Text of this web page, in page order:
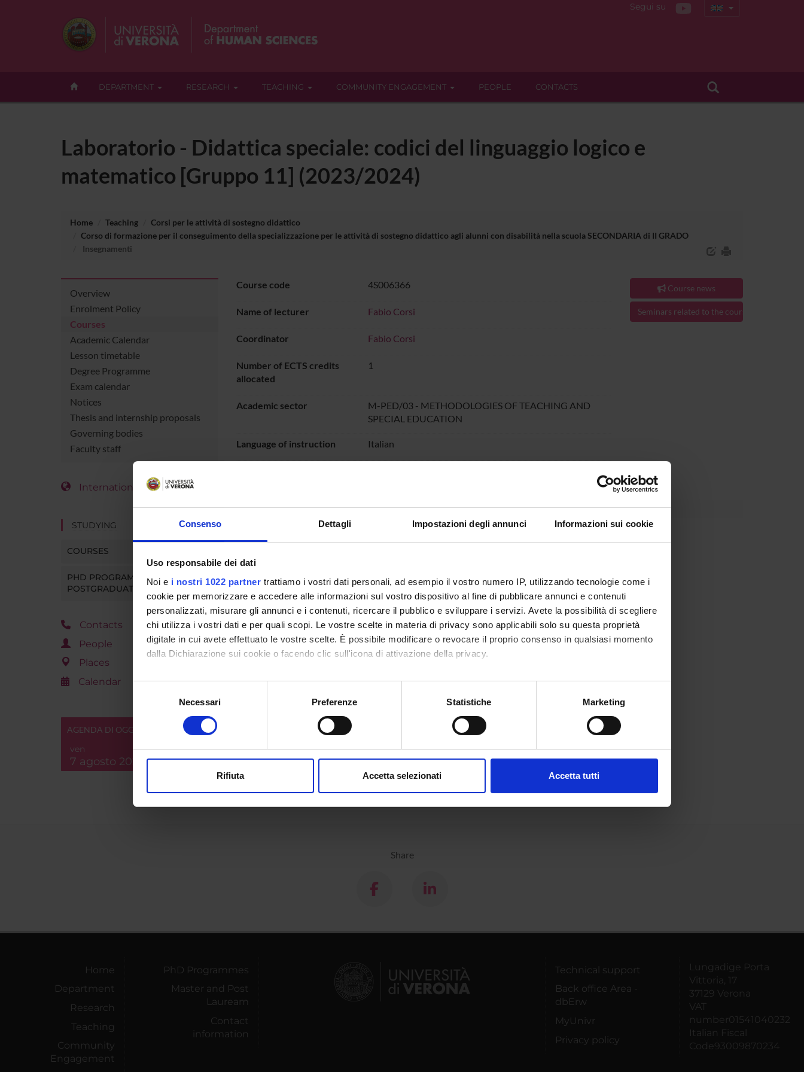
Consenso Dettagli Impostazioni degli annunci Informazioni sui cookie
Uso responsabile dei dati
Noi e i nostri 1022 partner trattiamo i vostri dati personali, ad esempio il vostro numero IP, utilizzando tecnologie come i
cookie per memorizzare e accedere alle informazioni sul vostro dispositivo al fine di pubblicare annunci e contenuti
personalizzati, misurare gli annunci e i contenuti, ricercare il pubblico e sviluppare i servizi. Avete la possibilità di scegliere
chi utilizza i vostri dati e per quali scopi. Le vostre scelte in materia di privacy sono applicabili solo su questa proprietà
digitale in cui avete effettuato le vostre scelte. È possibile modificare o revocare il proprio consenso in qualsiasi momento
dalla Dichiarazione sui cookie o facendo clic sull'icona di attivazione della privacy.
Con il tuo consenso, vorremmo anche:
raccogliere informazioni sulla tua posizione geografica, con un'approssimazione di qualche metro,
digitali).
modificare o ritirare il tuo consenso in qualsiasi momento dalla Dichiarazione sui cookie.
consenso
Necessari Preferenze Statistiche Marketing
Rifiuta Accetta selezionati Accetta tutti
Segui su
DEPARTMENT RESEARCH TEACHING COMMUNITY ENGAGEMENT PEOPLE CONTACTS
Laboratorio - Didattica speciale: codici del linguaggio logico e
matematico [Gruppo 11] (2023/2024)
Home Teaching
Corsi per le attività di sostegno didattico
Corso di formazione per il conseguimento della specializzazione per le attività di sostegno didattico agli alunni con disabilità nella scuola SECONDARIA di II GRADO
Insegnamenti
Overview
Enrolment Policy
Courses
Academic Calendar
Lesson timetable
Degree Programme
Exam calendar
Notices
Thesis and internship proposals
Governing bodies
Faculty staff
International Students
STUDYING
COURSES
PHD PROGRAMMES AND
POSTGRADUATE TRAINING
Contacts
People
Places
Calendar
AGENDA DI OGGI
ven
7 agosto 2026
Course code 4S006366
Name of lecturer Fabio Corsi
Coordinator Fabio Corsi
Number of ECTS credits
allocated
1
Academic sector
M-PED/03 - METHODOLOGIES OF TEACHING AND
SPECIAL EDUCATION
Language of instruction Italian
Course news
Seminars related to the course
LESSON TIMETABLE
Share
Home
Department
Research
Teaching
Community
Engagement
PhD Programmes
Master and Post
Lauream
Contact
information
Technical support
Back office Area -
dbErw
MyUnivr
Privacy policy
Lungadige Porta
Vittoria, 17
37129 Verona
VAT
number01541040232
Italian Fiscal
Code93009870234